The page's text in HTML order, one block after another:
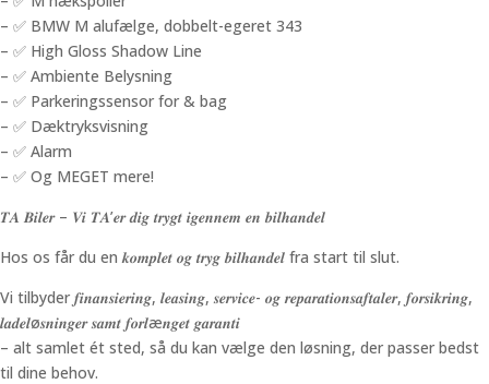
– ✅ BMW M alufælge, dobbelt-egeret 343
– ✅ High Gloss Shadow Line
– ✅ Ambiente Belysning
– ✅ Parkeringssensor for & bag
– ✅ Dæktryksvisning
– ✅ Alarm
– ✅ Og MEGET mere!
𝑻𝑨 𝑩𝒊𝒍𝒆𝒓 – 𝑽𝒊 𝑻𝑨’𝒆𝒓 𝒅𝒊𝒈 𝒕𝒓𝒚𝒈𝒕 𝒊𝒈𝒆𝒏𝒏𝒆𝒎 𝒆𝒏 𝒃𝒊𝒍𝒉𝒂𝒏𝒅𝒆𝒍
Hos os får du en 𝒌𝒐𝒎𝒑𝒍𝒆𝒕 𝒐𝒈 𝒕𝒓𝒚𝒈 𝒃𝒊𝒍𝒉𝒂𝒏𝒅𝒆𝒍 fra start til slut.
Vi tilbyder 𝒇𝒊𝒏𝒂𝒏𝒔𝒊𝒆𝒓𝒊𝒏𝒈, 𝒍𝒆𝒂𝒔𝒊𝒏𝒈, 𝒔𝒆𝒓𝒗𝒊𝒄𝒆- 𝒐𝒈 𝒓𝒆𝒑𝒂𝒓𝒂𝒕𝒊𝒐𝒏𝒔𝒂𝒇𝒕𝒂𝒍𝒆𝒓, 𝒇𝒐𝒓𝒔𝒊𝒌𝒓𝒊𝒏𝒈,
𝒍𝒂𝒅𝒆𝒍ø𝒔𝒏𝒊𝒏𝒈𝒆𝒓 𝒔𝒂𝒎𝒕 𝒇𝒐𝒓𝒍æ𝒏𝒈𝒆𝒕 𝒈𝒂𝒓𝒂𝒏𝒕𝒊
– alt samlet ét sted, så du kan vælge den løsning, der passer bedst
til dine behov.